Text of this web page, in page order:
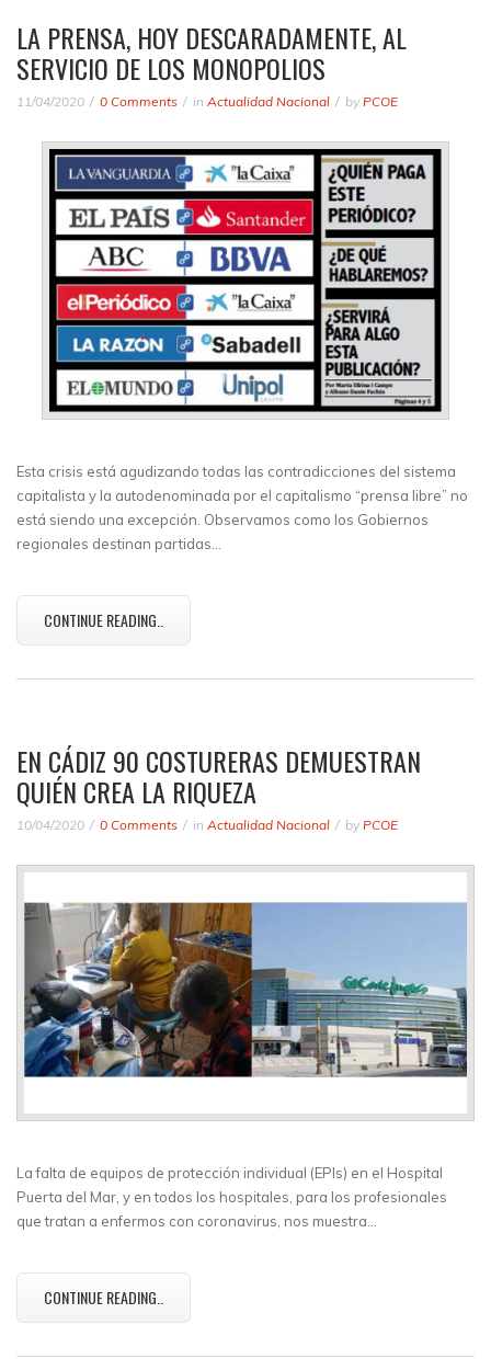
LA PRENSA, HOY DESCARADAMENTE, AL
SERVICIO DE LOS MONOPOLIOS
11/04/2020 0 Comments in Actualidad Nacional by PCOE
Esta crisis está agudizando todas las contradicciones del sistema
capitalista y la autodenominada por el capitalismo “prensa libre” no
está siendo una excepción. Observamos como los Gobiernos
regionales destinan partidas…
CONTINUE READING..
EN CÁDIZ 90 COSTURERAS DEMUESTRAN
QUIÉN CREA LA RIQUEZA
10/04/2020 0 Comments in Actualidad Nacional by PCOE
La falta de equipos de protección individual (EPIs) en el Hospital
Puerta del Mar, y en todos los hospitales, para los profesionales
que tratan a enfermos con coronavirus, nos muestra…
CONTINUE READING..